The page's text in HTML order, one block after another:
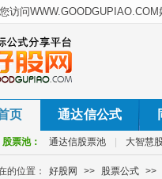
页 通达信公式
股票池： 通达信股票池 大智慧
的位置： 好股网 >> 股票公式 >>